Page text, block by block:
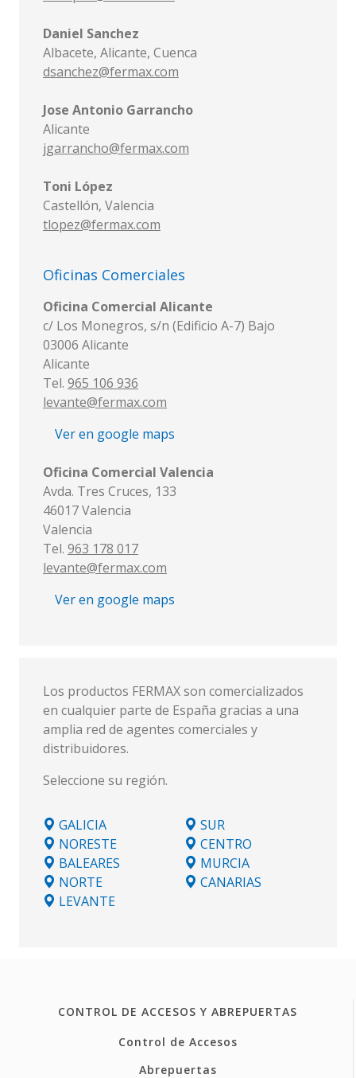
Daniel Sanchez
Albacete, Alicante, Cuenca
dsanchez@fermax.com
Jose Antonio Garrancho
Alicante
jgarrancho@fermax.com
Toni López
Castellón, Valencia
tlopez@fermax.com
Oficinas Comerciales
Oficina Comercial Alicante
c/ Los Monegros, s/n (Edificio A-7) Bajo
03006 Alicante
Alicante
Tel. 965 106 936
levante@fermax.com
Ver en google maps
Oficina Comercial Valencia
Avda. Tres Cruces, 133
46017 Valencia
Valencia
Tel. 963 178 017
levante@fermax.com
Ver en google maps
Los productos FERMAX son comercializados
en cualquier parte de España gracias a una
amplia red de agentes comerciales y
distribuidores.
Seleccione su región.
GALICIA
NORESTE
BALEARES
NORTE
LEVANTE
SUR
CENTRO
MURCIA
CANARIAS
CONTROL DE ACCESOS Y ABREPUERTAS
Control de Accesos
Abrepuertas